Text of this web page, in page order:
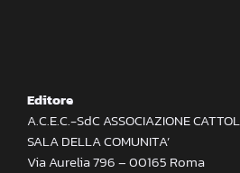
Editore
A.C.E.C.-SdC ASSOCIAZIONE
SALA DELLA COMUNITA’
Via Aurelia 796 – 00165 Roma